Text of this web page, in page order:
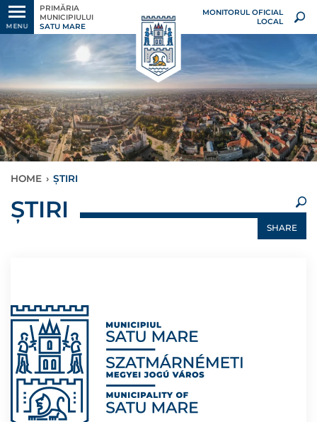
MENU
PRIMĂRIA
MUNICIPIULUI
SATU MARE
MONITORUL OFICIAL
LOCAL
HOME › ȘTIRI
×
ȘTIRI
SHARE